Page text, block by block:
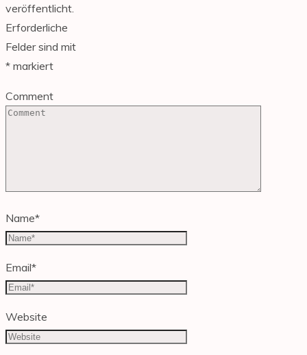
veröffentlicht.
Erforderliche
Felder sind mit
* markiert
Comment
Name*
Email*
Website